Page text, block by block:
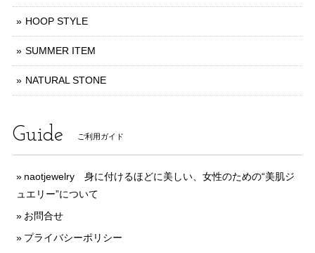
HOOP STYLE
SUMMER ITEM
NATURAL STONE
Guide ご利用ガイド
naotjewelry 身に付けるほどに美しい、女性のための“美肌ジ
ュエリー”について
お問合せ
プライバシーポリシー